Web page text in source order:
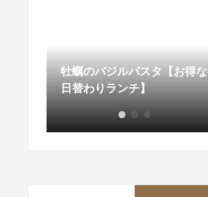
ワンちゃんとの食事も安心
す